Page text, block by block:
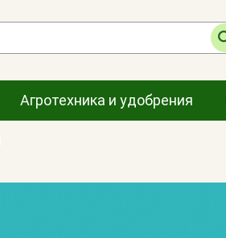
Агротехника и удобрения